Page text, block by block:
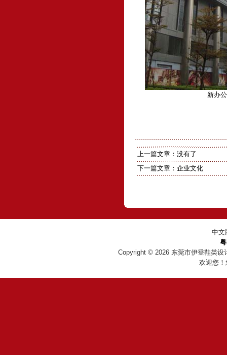
新办
上一篇文章：没有了
下一篇文章： 企业文化
中文
Copyright © 2026 东莞市伊登鞋类设
欢迎您！